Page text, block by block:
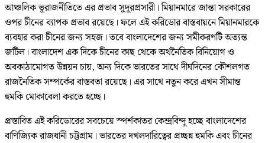
আঞ্চলিক ভূরাজনীতিতে এর প্রভাব সুদূরপ্রসারী। মিয়ানমারে জান্তা সরকারের
ওপর চীনের ব্যাপক প্রভাব রয়েছে। ফলে এই করিডোর বাস্তবায়নে মিয়ানমারকে
ব্যবহার করা চীনের জন্য সহজ। তবে বাংলাদেশের জন্য সমীকরণটি অত্যন্ত
জটিল। বাংলাদেশ এক দিকে চীনের কাছ থেকে অর্থনৈতিক বিনিয়োগ ও
অবকাঠামোগত উন্নয়ন চায়, অন্য দিকে ভারতের সাথে দীর্ঘদিনের কৌশলগত
রাজনৈতিক সম্পর্কের বাস্তবতা রয়েছে। এর সাথে নতুন করে এখন সীমান্ত
হুমকি মোকাবেলা করতে হচ্ছে।
প্রস্তাবিত এই করিডোরের সবচেয়ে স্পর্শকাতর কেন্দ্রবিন্দু হচ্ছে বাংলাদেশের
বাণিজ্যিক রাজধানী চট্টগ্রাম। ভারতের দখলদারিত্বের প্রচ্ছন্ন হুমকি এবং চীনের